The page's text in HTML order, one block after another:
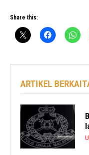
Share this:
ARTIKEL